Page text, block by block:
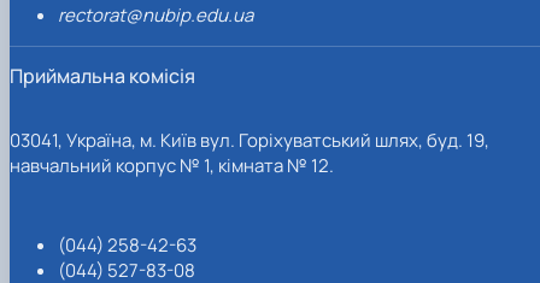
rectorat@nubip.edu.ua
Приймальна комісія
03041, Україна, м. Київ вул. Горіхуватський шлях, буд. 19,
навчальний корпус № 1, кімната № 12.
(044) 258-42-63
(044) 527-83-08